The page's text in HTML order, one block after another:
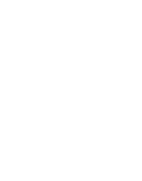
промышленности широко